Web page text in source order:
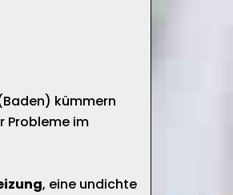
kümmern
Probleme im
, eine undichte